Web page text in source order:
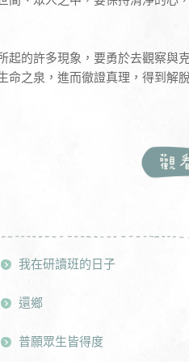
起的許多現象，要勇於去觀察與
命之泉，進而徹證真理，得到解脫
我在研讀班的日子
還鄉
普願眾生皆得度